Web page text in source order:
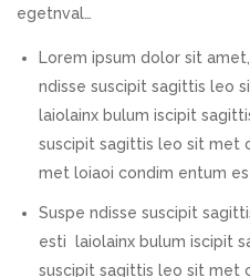
egetnval…
Lorem ipsum dolor sit
ndisse suscipit sagittis leo
laiolainx bulum iscipit
suscipit sagittis leo sit met
met loiaoi condim entum
Suspe ndisse suscipit
esti laiolainx bulum iscipit
suscipit sagittis leo sit met